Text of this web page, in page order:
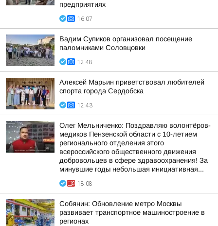
предприятиях
16:07
Вадим Супиков организовал посещение
паломниками Соловцовки
12:48
Алексей Марьин приветствовал любителей
спорта города Сердобска
12:43
Олег Мельниченко: Поздравляю волонтёров-
медиков Пензенской области с 10-летием
регионального отделения этого
всероссийского общественного движения
добровольцев в сфере здравоохранения! За
минувшие годы небольшая инициативная...
18:08
Собянин: Обновление метро Москвы
развивает транспортное машиностроение в
регионах